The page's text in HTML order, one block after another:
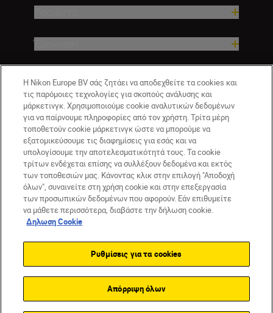
Εταιρεία
GR Nikon Sites
Επικοινωνήστε μαζί μας
Δήλωση περί απορρήτου
Δήλωση cookie
Ρυθμίσεις cookie
Η Nikon Europe BV σάς ζητάει να αποδεχθείτε τα cookies και
τις παρόμοιες τεχνολογίες για σκοπούς ανάλυσης και
μάρκετινγκ. Χρησιμοποιούμε cookie αναλυτικών δεδομένων
για να παίρνουμε πληροφορίες από τον χρήστη. Τρίτα μέρη
τοποθετούν cookie μάρκετινγκ ώστε να μπορούμε να
εξατομικεύσουμε τις διαφημίσεις για εσάς και να
υπολογίσουμε την αποτελεσματικότητά τους. Τα cookie
τρίτων ενδέχεται επίσης να συλλέξουν δεδομένα και εκτός
των τοποθεσιών μας. Κάνοντας κλικ στην επιλογή "Αποδοχή
όλων", συναινείτε στη χρήση cookie και στην επεξεργασία
των προσωπικών δεδομένων που αφορούν. Εάν επιθυμείτε
να μάθετε περισσότερα, διαβάστε την δήλωση cookie.
Δηλωση Cookie
Ρυθμίσεις για τα cookies
Απόρριψη όλων